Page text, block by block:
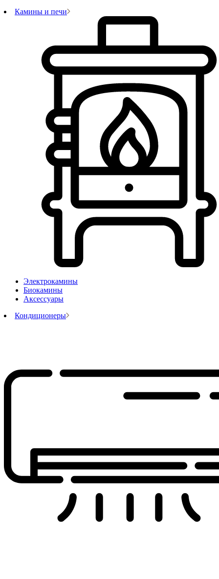
Камины и печи
Электрокамины
Биокамины
Аксессуары
Кондиционеры